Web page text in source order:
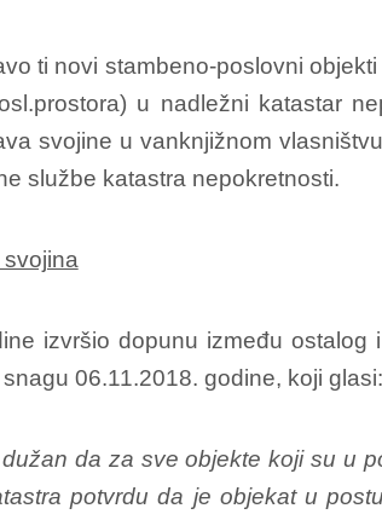
ti novi stambeno-poslovni
u nadležni katastar
svojine u vanknjižnom
službe katastra nepokretnosti.
izvršio dopunu između
06.11.2018. godine, koji glasi:
da za sve objekte koji su u
potvrdu da je objekat u